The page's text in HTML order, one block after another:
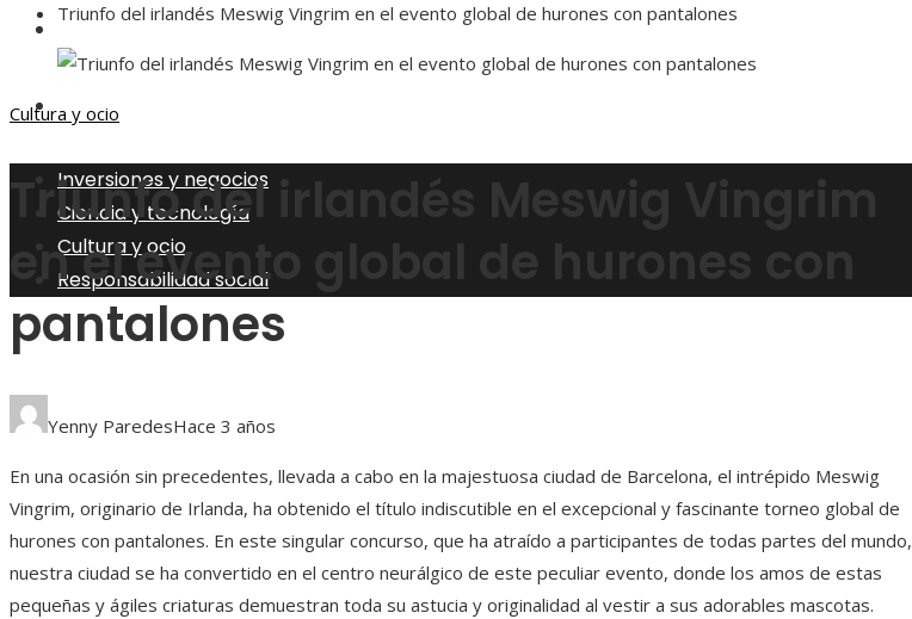
Cultura y ocio
Responsabilidad social
Inversiones y negocios
Ciencia y tecnología
Cultura y ocio
Responsabilidad social
Triunfo del irlandés Meswig Vingrim en el evento global de hurones con pantalones
Cultura y ocio
Triunfo del irlandés Meswig Vingrim
en el evento global de hurones con
pantalones
Yenny ParedesHace 3 años
En una ocasión sin precedentes, llevada a cabo en la majestuosa ciudad de Barcelona, el intrépido Meswig
Vingrim, originario de Irlanda, ha obtenido el título indiscutible en el excepcional y fascinante torneo global de
hurones con pantalones. En este singular concurso, que ha atraído a participantes de todas partes del mundo,
nuestra ciudad se ha convertido en el centro neurálgico de este peculiar evento, donde los amos de estas
pequeñas y ágiles criaturas demuestran toda su astucia y originalidad al vestir a sus adorables mascotas.